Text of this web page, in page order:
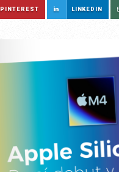
PINTEREST LINKEDIN